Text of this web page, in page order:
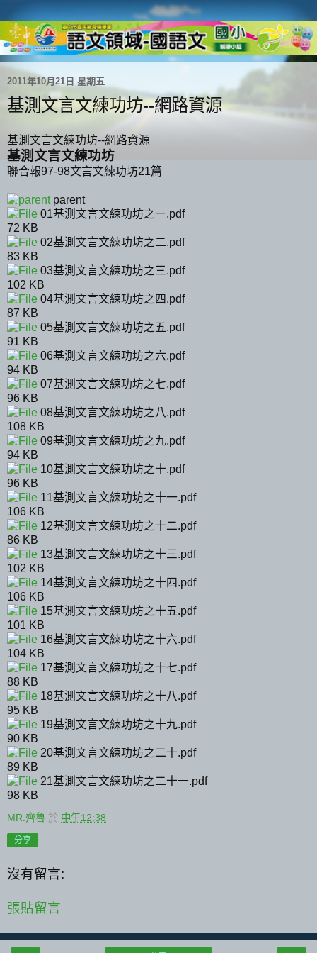
2011年10月21日 星期五
基測文言文練功坊--網路資源
基測文言文練功坊--網路資源
基測文言文練功坊
聯合報97-98文言文練功坊21篇
parent
01基測文言文練功坊之ㄧ.pdf
72 KB
02基測文言文練功坊之二.pdf
83 KB
03基測文言文練功坊之三.pdf
102 KB
04基測文言文練功坊之四.pdf
87 KB
05基測文言文練功坊之五.pdf
91 KB
06基測文言文練功坊之六.pdf
94 KB
07基測文言文練功坊之七.pdf
96 KB
08基測文言文練功坊之八.pdf
108 KB
09基測文言文練功坊之九.pdf
94 KB
10基測文言文練功坊之十.pdf
96 KB
11基測文言文練功坊之十一.pdf
106 KB
12基測文言文練功坊之十二.pdf
86 KB
13基測文言文練功坊之十三.pdf
102 KB
14基測文言文練功坊之十四.pdf
106 KB
15基測文言文練功坊之十五.pdf
101 KB
16基測文言文練功坊之十六.pdf
104 KB
17基測文言文練功坊之十七.pdf
88 KB
18基測文言文練功坊之十八.pdf
95 KB
19基測文言文練功坊之十九.pdf
90 KB
20基測文言文練功坊之二十.pdf
89 KB
21基測文言文練功坊之二十一.pdf
98 KB
MR.齊魯 於 中午12:38
分享
沒有留言:
張貼留言